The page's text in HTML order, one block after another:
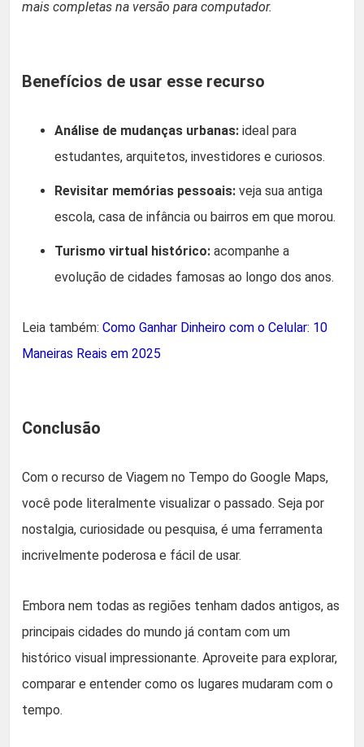
mais completas na versão para computador.
Benefícios de usar esse recurso
Análise de mudanças urbanas: ideal para
estudantes, arquitetos, investidores e curiosos.
Revisitar memórias pessoais: veja sua antiga
escola, casa de infância ou bairros em que morou.
Turismo virtual histórico: acompanhe a
evolução de cidades famosas ao longo dos anos.
Leia também: Como Ganhar Dinheiro com o Celular: 10
Maneiras Reais em 2025
Conclusão
Com o recurso de Viagem no Tempo do Google Maps,
você pode literalmente visualizar o passado. Seja por
nostalgia, curiosidade ou pesquisa, é uma ferramenta
incrivelmente poderosa e fácil de usar.
Embora nem todas as regiões tenham dados antigos, as
principais cidades do mundo já contam com um
histórico visual impressionante. Aproveite para explorar,
comparar e entender como os lugares mudaram com o
tempo.